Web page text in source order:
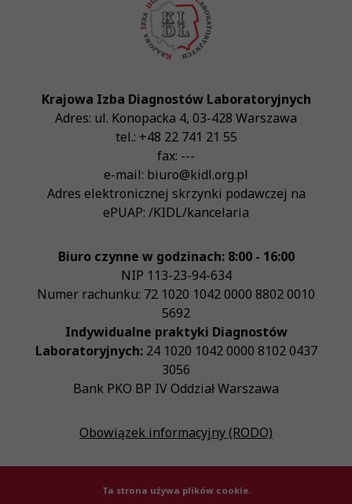
Krajowa Izba Diagnostów Laboratoryjnych
Adres: ul. Konopacka 4, 03-428 Warszawa
tel.: +48 22 741 21 55
fax: ---
e-mail: biuro@kidl.org.pl
Adres elektronicznej skrzynki podawczej na
ePUAP: /KIDL/kancelaria
Biuro czynne w godzinach: 8:00 - 16:00
NIP 113-23-94-634
Numer rachunku: 72 1020 1042 0000 8802 0010
5692
Indywidualne praktyki Diagnostów
Laboratoryjnych:24 1020 1042 0000 8102 0437
3056
Bank PKO BP IV Oddział Warszawa
Obowiązek informacyjny (RODO)
Ta strona używa plików cookie.